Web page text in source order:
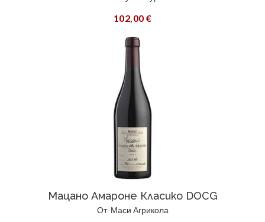
102,00 €
Мацано Амароне Класико DOCG
От Маси Агрикола